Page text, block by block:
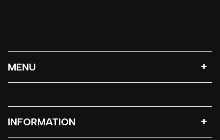
MENU
INFORMATION